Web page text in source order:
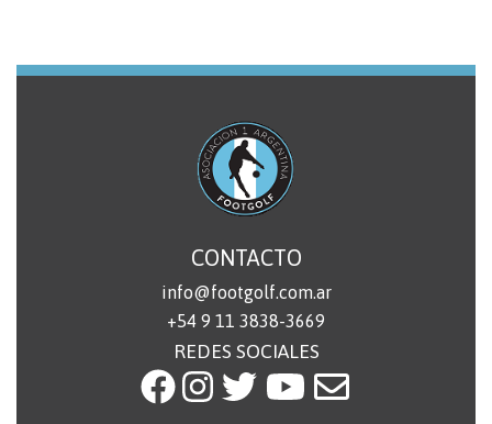
CONTACTO
info@footgolf.com.ar
+54 9 11 3838-3669
REDES SOCIALES